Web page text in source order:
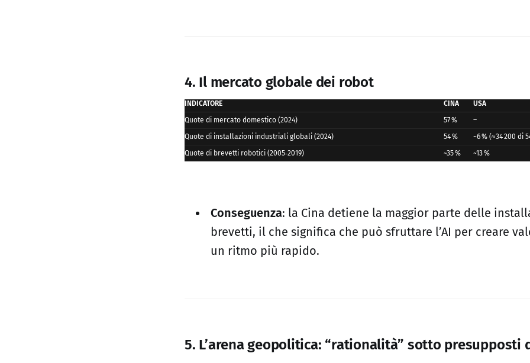
4. Il mercato globale dei robot
INDICATORE CINA
USA
Quote di mercato domestico (2024)
57 %
–
Quote di installazioni industriali globali (2024)
54 %
~6 % (≈34 200 di
Quote di brevetti robotici (2005‑2019)
~35 % ~13 %
Conseguenza: la Cina detiene la maggior parte delle
brevetti, il che significa che può sfruttare l’AI per creare
un ritmo più rapido.
5. L’arena geopolitica: “rationalità” sotto presupposti